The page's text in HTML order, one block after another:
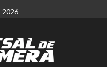
2026